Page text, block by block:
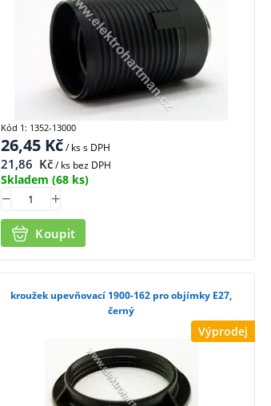
26,45 Kč/ kss DPH
21,86 Kč/ ks bez DPH
Skladem (68 ks)
Koupit
Kód 1: 1352-13000
Výprodej
kroužek upevňovací 1900-162 pro objímky E27,
černý